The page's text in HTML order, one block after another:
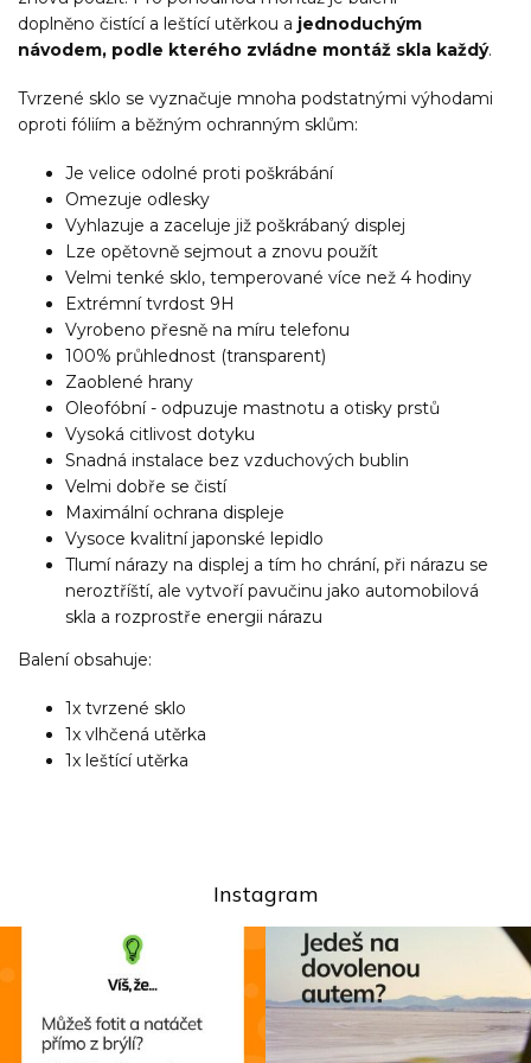
doplněno čistící a leštící utěrkou a jednoduchým
návodem, podle kterého zvládne montáž skla každý.
Tvrzené sklo se vyznačuje mnoha podstatnými výhodami
oproti fóliím a běžným ochranným sklům:
Je velice odolné proti poškrábání
Omezuje odlesky
Vyhlazuje a zaceluje již poškrábaný displej
Lze opětovně sejmout a znovu použít
Velmi tenké sklo, temperované více než 4 hodiny
Extrémní tvrdost 9H
Vyrobeno přesně na míru telefonu
100% průhlednost (transparent)
Zaoblené hrany
Oleofóbní - odpuzuje mastnotu a otisky prstů
Vysoká citlivost dotyku
Snadná instalace bez vzduchových bublin
Velmi dobře se čistí
Maximální ochrana displeje
Vysoce kvalitní japonské lepidlo
Tlumí nárazy na displej a tím ho chrání, při nárazu se
neroztříští, ale vytvoří pavučinu jako automobilová
skla a rozprostře energii nárazu
Balení obsahuje:
1x tvrzené sklo
1x vlhčená utěrka
1x leštící utěrka
Instagram